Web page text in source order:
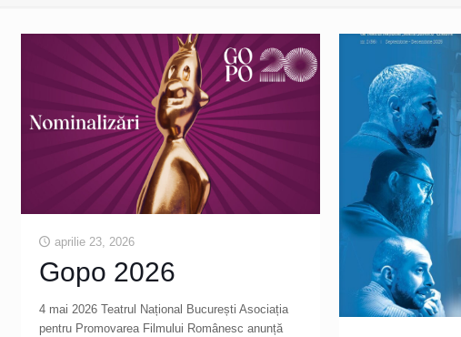
aprilie 23, 2026
Gopo 2026
4 mai 2026 Teatrul Național București Asociația
pentru Promovarea Filmului Românesc anunță